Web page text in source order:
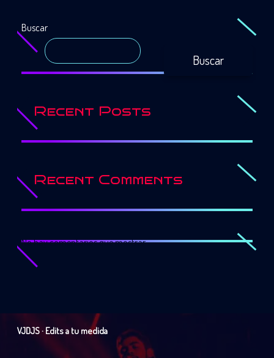
Buscar
Buscar
Recent Posts
Recent Comments
No hay comentarios que mostrar.
VJDJS · Edits a tu medida